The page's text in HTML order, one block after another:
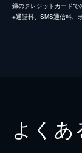
録のクレジットカードで
※通話料、SMS通信料、
よくあ